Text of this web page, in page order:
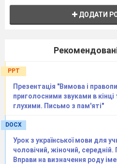
ДОДАТИ
PPT
Презентація "Вимова і
приголосними звуками в кінці
глухими. Письмо з пам'яті"
DOCX
Урок з української мови для
чоловічий, жіночий, середній.
Вправи на визначення роду